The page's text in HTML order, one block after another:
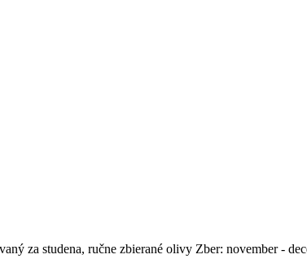
za studena, ručne zbierané olivy Zber: november -